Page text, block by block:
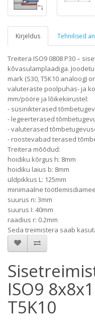
Kirjeldus Tehnilised
Treitera ISO9 0808 P30 –
kõvasulamplaadiga.
mark (S30, T5К10 analoog)
valuteraste poolpuhas- ja
mm/pööre ja lõikekiirustel:
- süsinikterased
- legeerterased
- valuterased
- roostevabad terased
Treitera mõõdud:
hoidiku kõrgus h: 8mm
hoidiku laius b: 8mm
üldpikkus L: 125mm
minimaalne
suurus n: 3mm
suurus I: 40mm
raadius r: 0.2mm
Seda treimistera saab
ISO9
T5K10